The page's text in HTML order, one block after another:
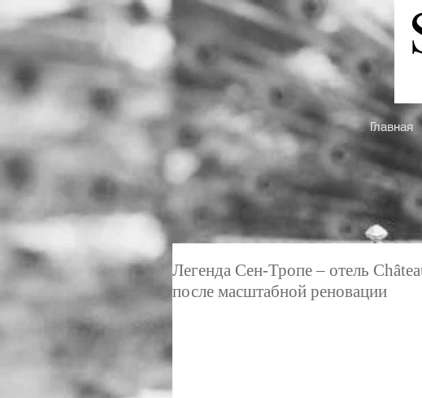
Главная
Легенда Сен-Тропе – отель
после масштабной реновации